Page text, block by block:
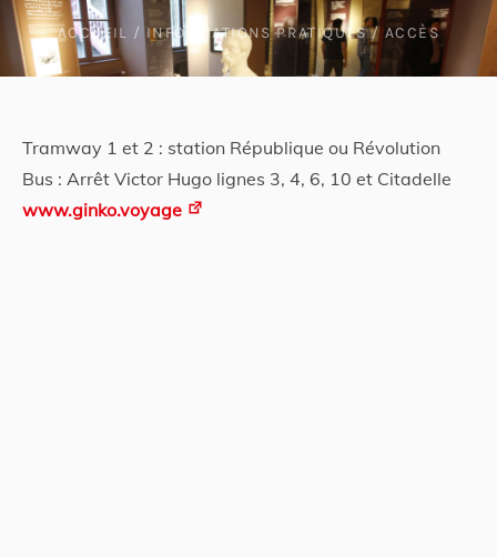
ACCUEIL / INFORMATIONS PRATIQUES / ACCÈS
Tramway 1 et 2 : station République ou Révolution
Bus : Arrêt Victor Hugo lignes 3, 4, 6, 10 et Citadelle
www.ginko.voyage